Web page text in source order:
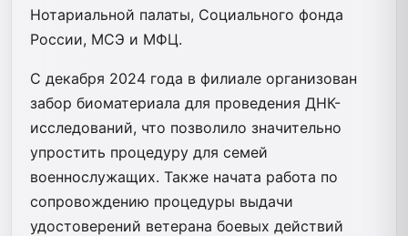
Нотариальной палаты, Социального фонда
России, МСЭ и МФЦ.
С декабря 2024 года в филиале организован
забор биоматериала для проведения ДНК-
исследований, что позволило значительно
упростить процедуру для семей
военнослужащих. Также начата работа по
сопровождению процедуры выдачи
удостоверений ветерана боевых действий